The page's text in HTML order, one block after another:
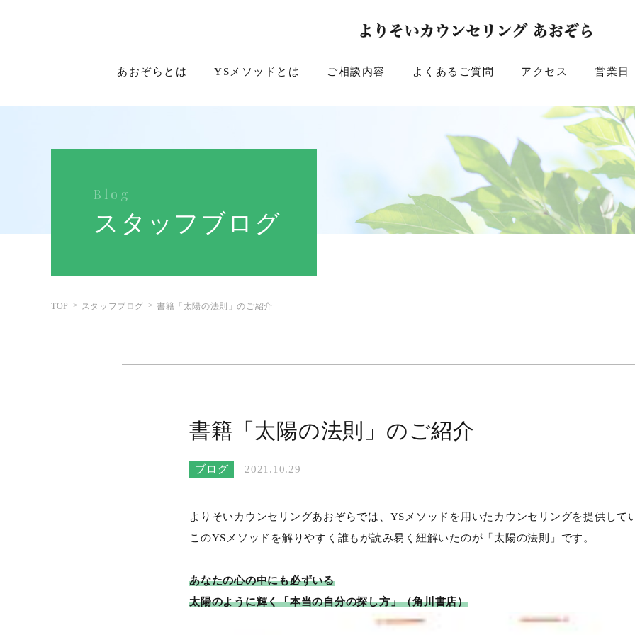
あおぞらとは YSメソッドとは ご相談内容 よくあるご質問 アクセス 営業日
Blog
スタッフブログ
TOP スタッフブログ 書籍「太陽の法則」のご紹介
書籍「太陽の法則」のご紹介
ブログ 2021.10.29
よりそいカウンセリングあおぞらでは、YSメソッドを用いたカウンセリングを提供して
このYSメソッドを解りやすく誰もが読み易く紐解いたのが「太陽の法則」です。
あなたの心の中にも必ずいる
太陽のように輝く「本当の自分の探し方」（角川書店）